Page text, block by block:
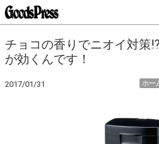
チョコの香りでニオイ対策
が効くんです！
2017/01/31 ホー